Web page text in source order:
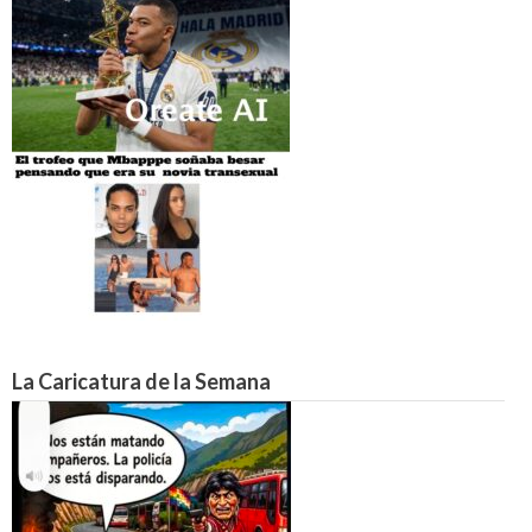
La Caricatura de la Semana